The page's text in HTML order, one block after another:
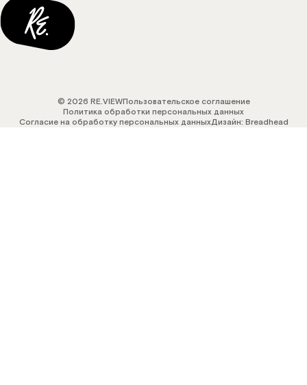
© 2026 RE.VIEWПользовательское соглашение
Политика обработки персональных данных
Согласие на обработку персональных данныхДизайн: Breadhead